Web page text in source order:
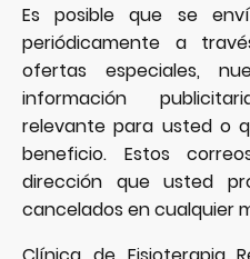
Es posible que se
periódicamente a
ofertas especiales,
información
relevante para usted o
beneficio. Estos
dirección que usted
cancelados en cualquier